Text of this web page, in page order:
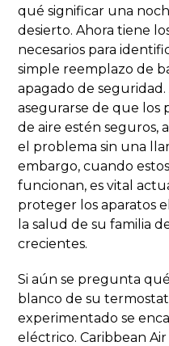
qué significar una
desierto. Ahora tiene
necesarios para
simple reemplazo de
apagado de
asegurarse de que los
de aire estén seguros,
el problema sin una
embargo, cuando
funcionan, es vital
proteger los aparatos
la salud de su familia
crecientes.
Si aún se pregunta
blanco de su
experimentado se
eléctrico. Caribbean